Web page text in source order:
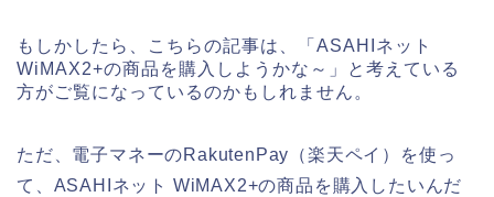
もしかしたら、こちらの記事は、「ASAHIネット
WiMAX2+の商品を購入しようかな～」と考えている
方がご覧になっているのかもしれません。
ただ、電子マネーのRakutenPay（楽天ペイ）を使っ
て、ASAHIネット WiMAX2+の商品を購入したいんだ